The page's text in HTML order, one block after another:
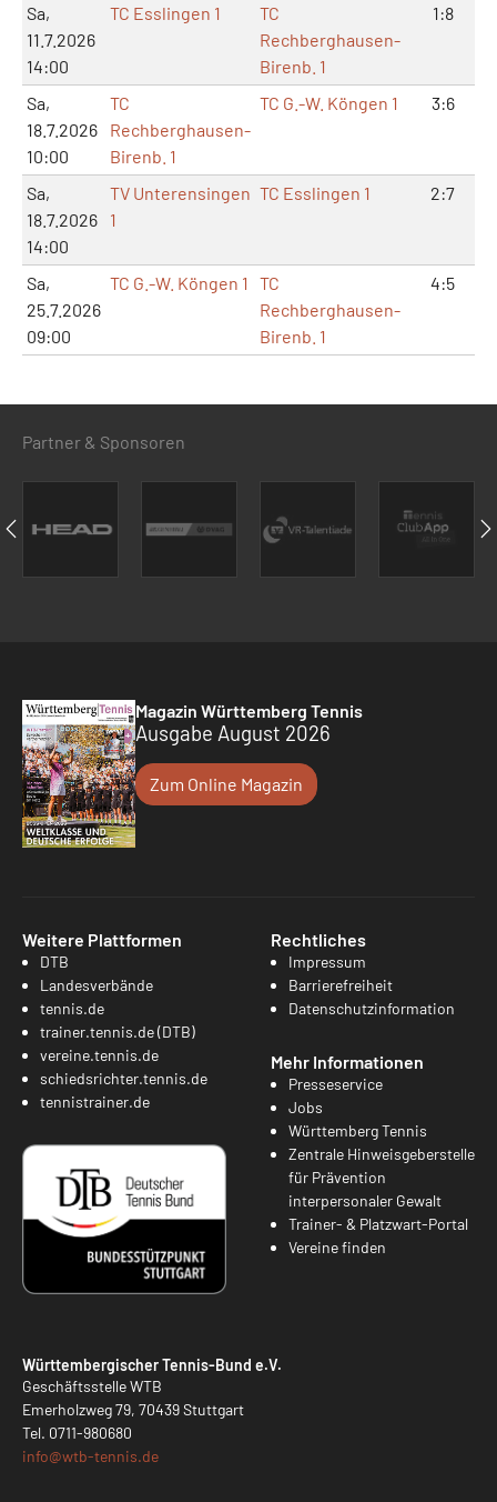
Sa,
11.7.2026
14:00
TC Esslingen 1
TC
Rechberghausen-
Birenb. 1
1:8
Sa,
18.7.2026
10:00
TC
Rechberghausen-
Birenb. 1
TC G.-W. Köngen 1 3:6
Sa,
18.7.2026
14:00
TV Unterensingen
1
TC Esslingen 1 2:7
Sa,
25.7.2026
09:00
TC G.-W. Köngen 1
TC
Rechberghausen-
Birenb. 1
4:5
Partner & Sponsoren
Magazin Württemberg Tennis
Ausgabe August 2026
Zum Online Magazin
Weitere Plattformen
DTB
Landesverbände
tennis.de
trainer.tennis.de (DTB)
vereine.tennis.de
schiedsrichter.tennis.de
tennistrainer.de
Rechtliches
Impressum
Barrierefreiheit
Datenschutzinformation
Mehr Informationen
Presseservice
Jobs
Württemberg Tennis
Zentrale Hinweisgeberstelle
für Prävention
interpersonaler Gewalt
Trainer- & Platzwart-Portal
Vereine finden
Württembergischer Tennis-Bund e.V.
Geschäftsstelle WTB
Emerholzweg 79, 70439 Stuttgart
Tel. 0711-980680
info@wtb-tennis.de